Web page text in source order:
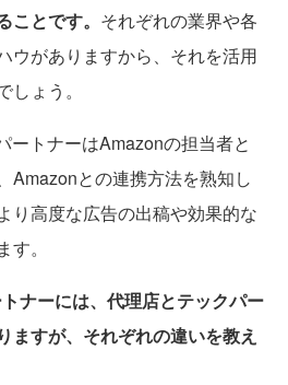
ことです。 それぞれの業界や各
ウがありますから、それを活用
ょう。
トナーはAmazonの担当者と
Amazonとの連携方法を熟知し
り高度な広告の出稿や効果的な
。
ーには、代理店とテックパー
ますが、それぞれの違いを教え